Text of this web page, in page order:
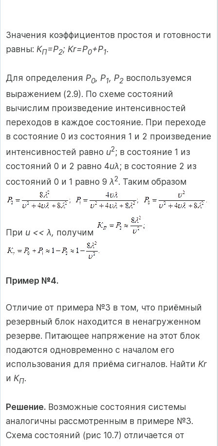
Значения коэффициентов простоя и готовности
равны: КП=Р2; Кr=P0+P1.
Для определения P0, P1, P2 воспользуемся
выражением (2.9). По схеме состояний
вычислим произведение интенсивностей
переходов в каждое состояние. При переходе
в состояние 0 из состояния 1 и 2 произведение
интенсивностей равно u2; в состояние 1 из
состояний 0 и 2 равно 4uλ; в состояние 2 из
состояний 0 и 1 равно 9 λ2. Таким образом
При u << λ, получим
Пример №4.
Отличие от примера №3 в том, что приёмный
резервный блок находится в ненагруженном
резерве. Питающее напряжение на этот блок
подаются одновременно с началом его
использования для приёма сигналов. Найти Kr
и КП.
Решение. Возможные состояния системы
аналогичны рассмотренным в примере №3.
Схема состояний (рис 10.7) отличается от